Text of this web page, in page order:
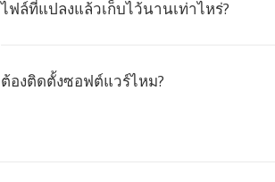
ไฟล์ที่แปลงแล้วเก็บไว้นานเท่าไหร่?
ต้องติดตั้งซอฟต์แวร์ไหม?